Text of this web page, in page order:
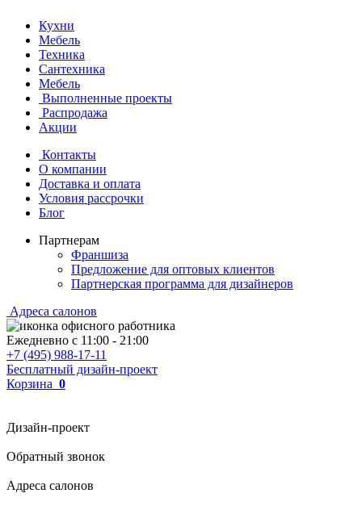
Кухни
Мебель
Техника
Сантехника
Мебель
Выполненные проекты
Распродажа
Акции
Контакты
О компании
Доставка и оплата
Условия рассрочки
Блог
Партнерам
Франшиза
Предложение для оптовых клиентов
Партнерская программа для дизайнеров
Адреса салонов
Ежедневно с 11:00 - 21:00
+7 (495) 988-17-11
Бесплатный дизайн-проект
Корзина 0
Дизайн-проект
Обратный звонок
Адреса салонов